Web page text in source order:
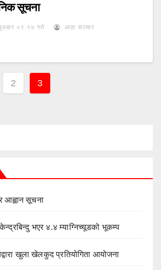
सूचना
०९:१७ गते आहा सञ्चार
2 3
आह्वान सूचना
केन्द्रबिन्दु भएर ४.४ म्याग्निच्यूडको भूकम्प
खुला खेलकुद प्रतियोगिता आयोजना